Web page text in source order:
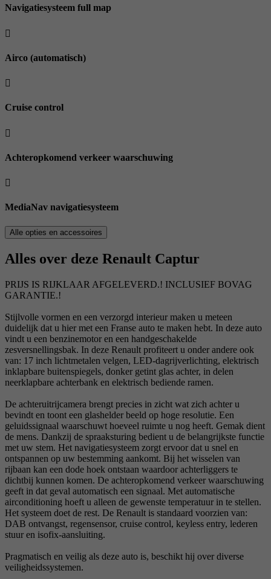
Navigatiesysteem full map
Airco (automatisch)
Cruise control
Achteropkomend verkeer waarschuwing
MediaNav navigatiesysteem
Alle opties en accessoires
Alles over deze Renault Captur
PRIJS IS RIJKLAAR AFGELEVERD.! INCLUSIEF BOVAG
GARANTIE.!
Stijlvolle vormen en een verzorgd interieur maken u meteen
duidelijk dat u hier met een Franse auto te maken hebt. In deze auto
vindt u een benzinemotor en een handgeschakelde
zesversnellingsbak. In deze Renault profiteert u onder andere ook
van: 17 inch lichtmetalen velgen, LED-dagrijverlichting, elektrisch
inklapbare buitenspiegels, donker getint glas achter, in delen
neerklapbare achterbank en elektrisch bediende ramen.
De achteruitrijcamera brengt precies in zicht wat zich achter u
bevindt en toont een glashelder beeld op hoge resolutie. Een
geluidssignaal waarschuwt hoeveel ruimte u nog heeft. Gemak dient
de mens. Dankzij de spraaksturing bedient u de belangrijkste functie
met uw stem. Het navigatiesysteem zorgt ervoor dat u snel en
ontspannen op uw bestemming aankomt. Bij het wisselen van
rijbaan kan een dode hoek ontstaan waardoor achterliggers te
dichtbij kunnen komen. De achteropkomend verkeer waarschuwing
geeft in dat geval automatisch een signaal. Met automatische
airconditioning hoeft u alleen de gewenste temperatuur in te stellen.
Het systeem doet de rest. De Renault is standaard voorzien van:
DAB ontvangst, regensensor, cruise control, keyless entry, lederen
stuur en isofix-aansluiting.
Pragmatisch en veilig als deze auto is, beschikt hij over diverse
veiligheidssystemen.